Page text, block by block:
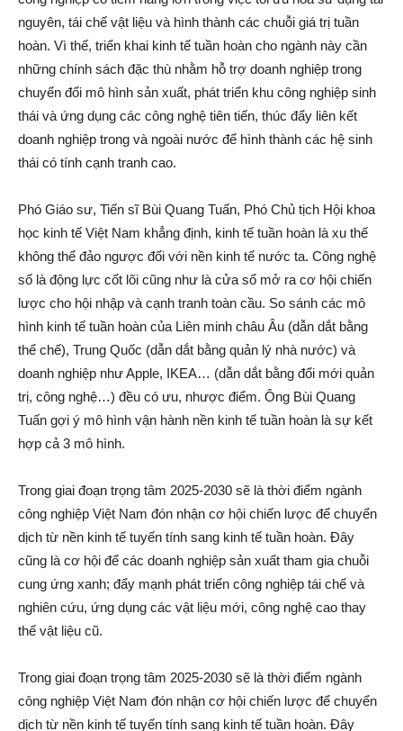
nguyên, tái chế vật liệu và hình thành các chuỗi giá trị tuần
hoàn. Vì thế, triển khai kinh tế tuần hoàn cho ngành này cần
những chính sách đặc thù nhằm hỗ trợ doanh nghiệp trong
chuyển đổi mô hình sản xuất, phát triển khu công nghiệp sinh
thái và ứng dụng các công nghệ tiên tiến, thúc đẩy liên kết
doanh nghiệp trong và ngoài nước để hình thành các hệ sinh
thái có tính cạnh tranh cao.
Phó Giáo sư, Tiến sĩ Bùi Quang Tuấn, Phó Chủ tịch Hội khoa
học kinh tế Việt Nam khẳng định, kinh tế tuần hoàn là xu thế
không thể đảo ngược đối với nền kinh tế nước ta. Công nghệ
số là động lực cốt lõi cũng như là cửa sổ mở ra cơ hội chiến
lược cho hội nhập và cạnh tranh toàn cầu. So sánh các mô
hình kinh tế tuần hoàn của Liên minh châu Âu (dẫn dắt bằng
thể chế), Trung Quốc (dẫn dắt bằng quản lý nhà nước) và
doanh nghiệp như Apple, IKEA… (dẫn dắt bằng đổi mới quản
trị, công nghệ…) đều có ưu, nhược điểm. Ông Bùi Quang
Tuấn gợi ý mô hình vận hành nền kinh tế tuần hoàn là sự kết
hợp cả 3 mô hình.
Trong giai đoạn trọng tâm 2025-2030 sẽ là thời điểm ngành
công nghiệp Việt Nam đón nhận cơ hội chiến lược để chuyển
dịch từ nền kinh tế tuyến tính sang kinh tế tuần hoàn. Đây
cũng là cơ hội để các doanh nghiệp sản xuất tham gia chuỗi
cung ứng xanh; đẩy mạnh phát triển công nghiệp tái chế và
nghiên cứu, ứng dụng các vật liệu mới, công nghệ cao thay
thế vật liệu cũ.
Trong giai đoạn trọng tâm 2025-2030 sẽ là thời điểm ngành
công nghiệp Việt Nam đón nhận cơ hội chiến lược để chuyển
dịch từ nền kinh tế tuyến tính sang kinh tế tuần hoàn. Đây